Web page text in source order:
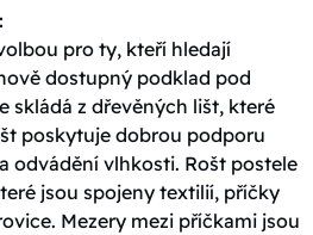
pro ty, kteří hledají
dostupný podklad pod
skládá z dřevěných lišt, které
poskytuje dobrou podporu
odvádění vlhkosti. Rošt postele
jsou spojeny textilií, příčky
Mezery mezi příčkami jsou